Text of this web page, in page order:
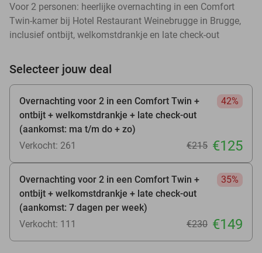
Voor 2 personen: heerlijke overnachting in een Comfort
Twin-kamer bij Hotel Restaurant Weinebrugge in Brugge,
inclusief ontbijt, welkomstdrankje en late check-out
Selecteer jouw deal
Overnachting voor 2 in een Comfort Twin +
ontbijt + welkomstdrankje + late check-out
(aankomst: ma t/m do + zo)
42%
Verkocht: 261 €215 €125
Overnachting voor 2 in een Comfort Twin +
ontbijt + welkomstdrankje + late check-out
(aankomst: 7 dagen per week)
35%
Verkocht: 111 €230 €149